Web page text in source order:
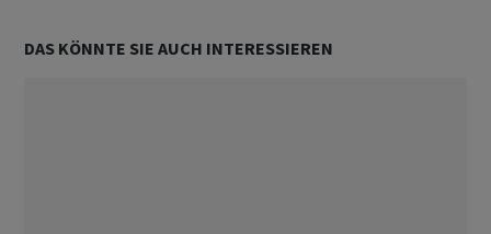
DAS KÖNNTE SIE AUCH INTERESSIEREN